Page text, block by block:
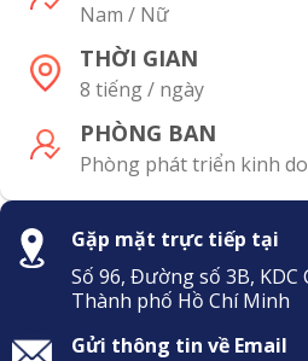
Nam / Nữ
THỜI GIAN
8 tiếng / ngày
PHÒNG BAN
Phòng phát triển kinh
Gặp mặt trực tiếp tại
Số 96, Đường số 3B, KDC
Thành phố Hồ Chí Minh
Gửi thông tin về Email